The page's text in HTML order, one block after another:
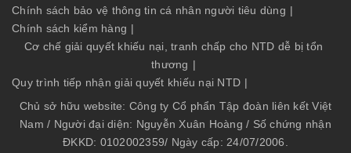
Chính sách bảo vệ thông tin cá nhân người tiêu dùng |
Chính sách kiểm hàng |
Cơ chế giải quyết khiếu nại, tranh chấp cho NTD dễ bị tổn
thương |
Quy trình tiếp nhận giải quyết khiếu nại NTD |
Chủ sở hữu website: Công ty Cổ phẩn Tập đoàn liên kết Việt
Nam / Người đại diện: Nguyễn Xuân Hoàng / Số chứng nhận
ĐKKD: 0102002359/ Ngày cấp: 24/07/2006.